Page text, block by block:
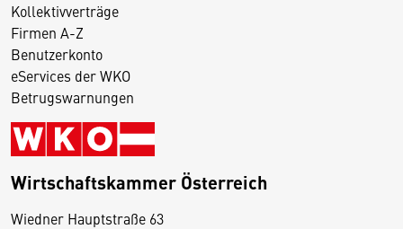
Kollektivverträge
Firmen A-Z
Benutzerkonto
eServices der WKO
Betrugswarnungen
Wirtschaftskammer Österreich
Wiedner Hauptstraße 63
D